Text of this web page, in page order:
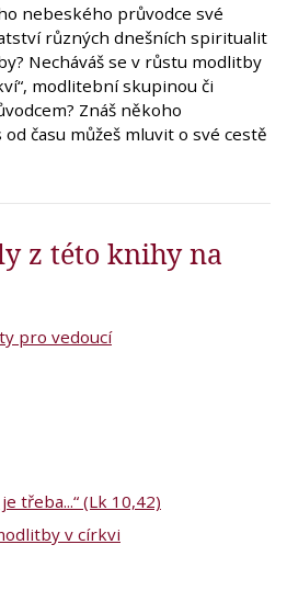
nebeského průvodce své
různých dnešních spiritualit
Necháváš se v růstu modlitby
modlitební skupinou či
Znáš někoho
času můžeš mluvit o své cestě
z této knihy na
pro vedoucí
třeba...“ (Lk 10,42)
v církvi